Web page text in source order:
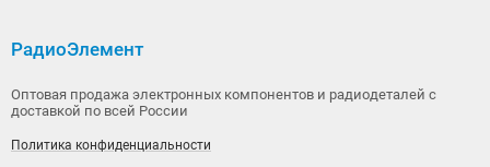
РадиоЭлемент
Оптовая продажа электронных компонентов и радиодеталей с
доставкой по всей России
Политика конфиденциальности